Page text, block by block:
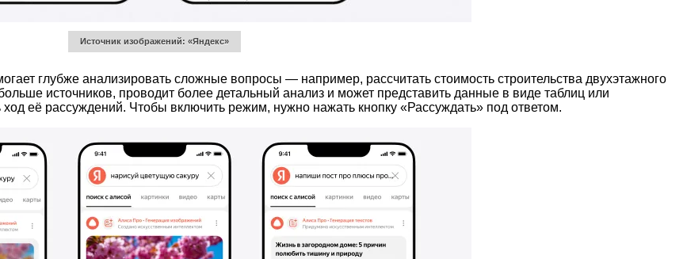
Источник изображений: «Яндекс»
глубже анализировать сложные вопросы — например, рассчитать стоимость строительства двухэтажного
источников, проводит более детальный анализ и может представить данные в виде таблиц или
её рассуждений. Чтобы включить режим, нужно нажать кнопку «Рассуждать» под ответом.